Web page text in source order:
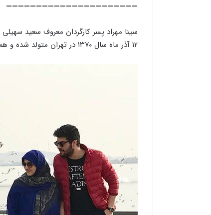
——————————————————————
سینا مهراد پسر کارگردان معروف سعید
۱۲ آذر ماه سال ۱۳۷۰ در تهران متولد شده و هم اکنون ۲۷ سال دارد.